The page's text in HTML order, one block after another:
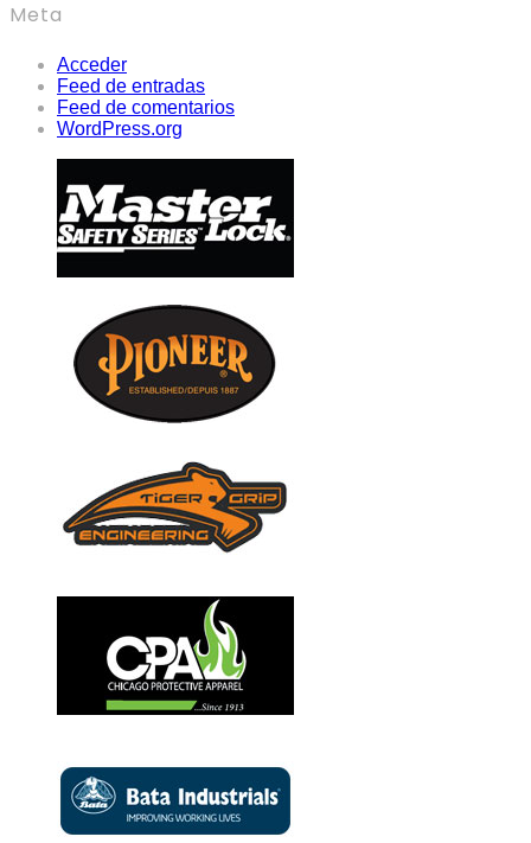
Meta
Acceder
Feed de entradas
Feed de comentarios
WordPress.org